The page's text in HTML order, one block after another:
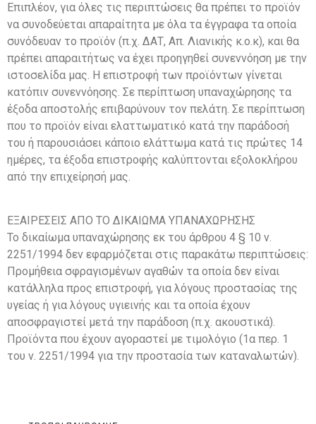
Επιπλέον, για όλες τις περιπτώσεις θα πρέπει το προϊόν
να συνοδεύεται απαραίτητα με όλα τα έγγραφα τα οποία
συνόδευαν το προϊόν (π.χ. ΔΑΤ, Απ. Λιανικής κ.ο.κ), και θα
πρέπει απαραιτήτως να έχει προηγηθεί συνεννόηση με την
ιστοσελίδα μας. Η επιστροφή των προϊόντων γίνεται
κατόπιν συνεννόησης. Σε περίπτωση υπαναχώρησης τα
έξοδα αποστολής επιβαρύνουν τον πελάτη. Σε περίπτωση
που το προϊόν είναι ελαττωματικό κατά την παράδοσή
του ή παρουσιάσει κάποιο ελάττωμα κατά τις πρώτες 14
ημέρες, τα έξοδα επιστροφής καλύπτονται εξολοκλήρου
από την επιχείρησή μας.
ΕΞΑΙΡΕΣΕΙΣ ΑΠΟ ΤΟ ΔΙΚΑΙΩΜΑ ΥΠΑΝΑΧΩΡΗΣΗΣ
Το δικαίωμα υπαναχώρησης εκ του άρθρου 4 § 10 ν.
2251/1994 δεν εφαρμόζεται στις παρακάτω περιπτώσεις:
Προμήθεια σφραγισμένων αγαθών τα οποία δεν είναι
κατάλληλα προς επιστροφή, για λόγους προστασίας της
υγείας ή για λόγους υγιεινής και τα οποία έχουν
αποσφραγιστεί μετά την παράδοση (π.χ. ακουστικά).
Προϊόντα που έχουν αγοραστεί με τιμολόγιο (1α περ. 1
του ν. 2251/1994 για την προστασία των καταναλωτών).